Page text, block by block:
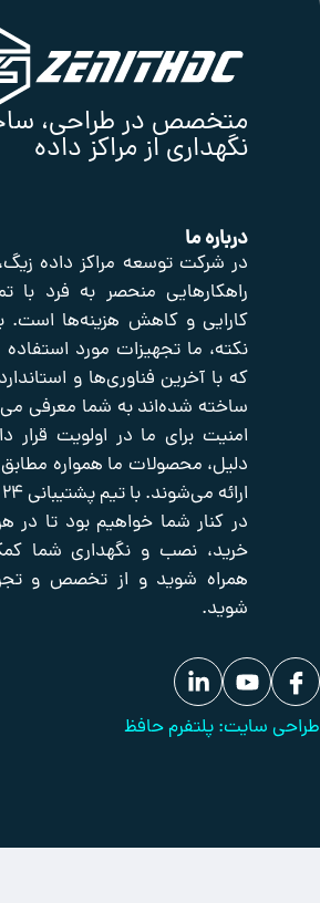
در طراحی، ساخت و
از مراکز داده
توسعه مراکز داده زیگ، هدف ما ارائه
منحصر به فرد با تمرکز بر افزایش
و کاهش هزینه‌ها است. با توجه به این
ما تجهیزات مورد استفاده در مرکز داده را
فناوری‌ها و استانداردهای بین‌المللی
شده‌اند به شما معرفی می‌کنیم. کیفیت و
برای ما در اولویت قرار دارد و به همین
محصولات ما همواره مطابق با نیازهای شما
ارائه می‌شوند. با تیم پشتیبانی ۲۴ ساعته، همواره
شما خواهیم بود تا در هر لحظه از روند
نصب و نگهداری شما کمک کنیم. با ما
شوید و از تخصص و تجربه ما بهره‌مند
حافظ